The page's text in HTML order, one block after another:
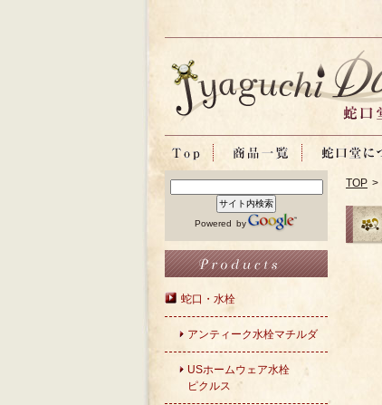
Powered by
蛇口・水栓
アンティーク水栓マチルダ
USホームウェア水栓
ピクルス
TOP >